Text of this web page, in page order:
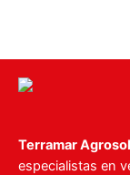
Terramar
especialistas en